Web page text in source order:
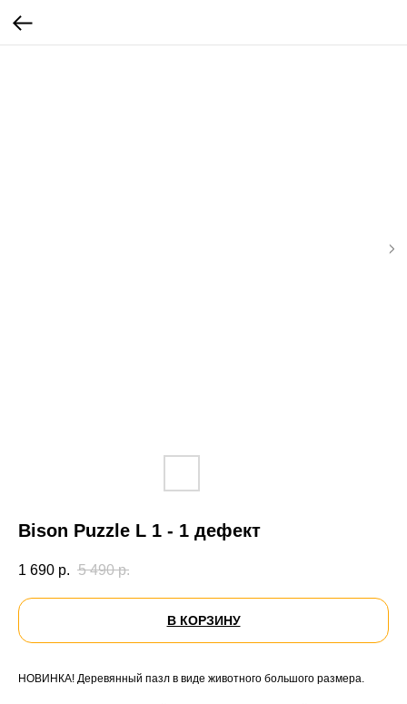
Bison Puzzle L 1 - 1 дефект
1 690 р. 5 490 р.
В КОРЗИНУ
НОВИНКА! Деревянный пазл в виде животного большого размера.